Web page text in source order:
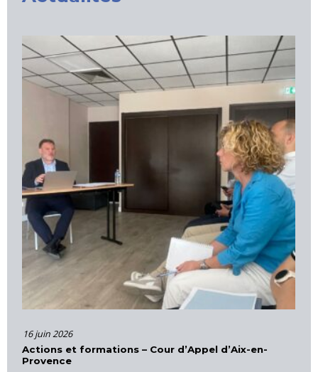
16 juin 2026
Actions et formations – Cour d’Appel d’Aix-en-
Provence